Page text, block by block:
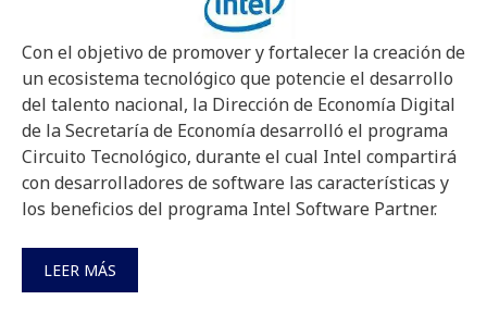
Con el objetivo de promover y fortalecer la creación de
un ecosistema tecnológico que potencie el desarrollo
del talento nacional, la Dirección de Economía Digital
de la Secretaría de Economía desarrolló el programa
Circuito Tecnológico, durante el cual Intel compartirá
con desarrolladores de software las características y
los beneficios del programa Intel Software Partner.
LEER MÁS